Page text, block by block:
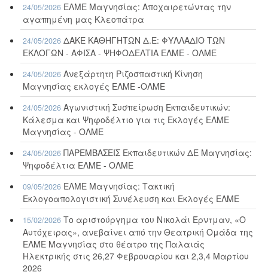
24/05/2026 ΕΛΜΕ Μαγνησίας: Αποχαιρετώντας την
αγαπημένη μας Κλεοπάτρα
24/05/2026 ΔΑΚΕ ΚΑΘΗΓΗΤΩΝ Δ.Ε: ΦΥΛΛΑΔΙΟ ΤΩΝ
ΕΚΛΟΓΩΝ - ΑΦΙΣΑ - ΨΗΦΟΔΕΛΤΙΑ ΕΛΜΕ - ΟΛΜΕ
24/05/2026 Ανεξάρτητη Ριζοσπαστική Κίνηση
Μαγνησίας εκλογές ΕΛΜΕ -ΟΛΜΕ
24/05/2026 Αγωνιστική Συσπείρωση Εκπαιδευτικών:
Κάλεσμα και Ψηφοδέλτιο για τις Εκλογές ΕΛΜΕ
Μαγνησίας - ΟΛΜΕ
24/05/2026 ΠΑΡΕΜΒΑΣΕΙΣ Εκπαιδευτικών ΔΕ Μαγνησίας:
Ψηφοδέλτια ΕΛΜΕ - ΟΛΜΕ
09/05/2026 ΕΛΜΕ Μαγνησίας: Τακτική
Εκλογοαπολογιστική Συνέλευση και Εκλογές ΕΛΜΕ
15/02/2026 Το αριστούργημα του Νικολάι Έρντμαν, «Ο
Αυτόχειρας», ανεβαίνει από την Θεατρική Ομάδα της
ΕΛΜΕ Μαγνησίας στο θέατρο της Παλαιάς
Ηλεκτρικής στις 26,27 Φεβρουαρίου και 2,3,4 Μαρτίου
2026